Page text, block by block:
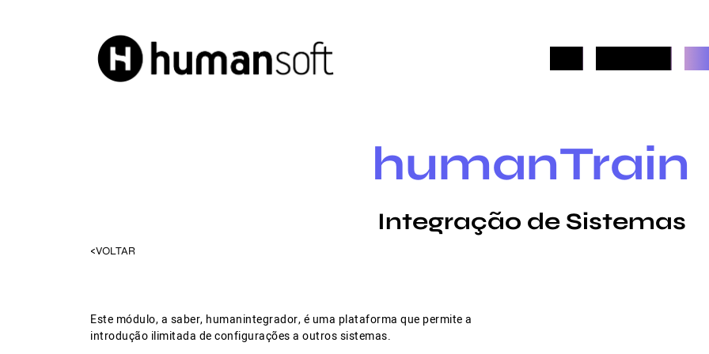
<VOLTAR
humanTrain
Integração de Sistemas
Este módulo, a saber, humanintegrador, é uma plataforma que permite a
introdução ilimitada de configurações a outros sistemas.